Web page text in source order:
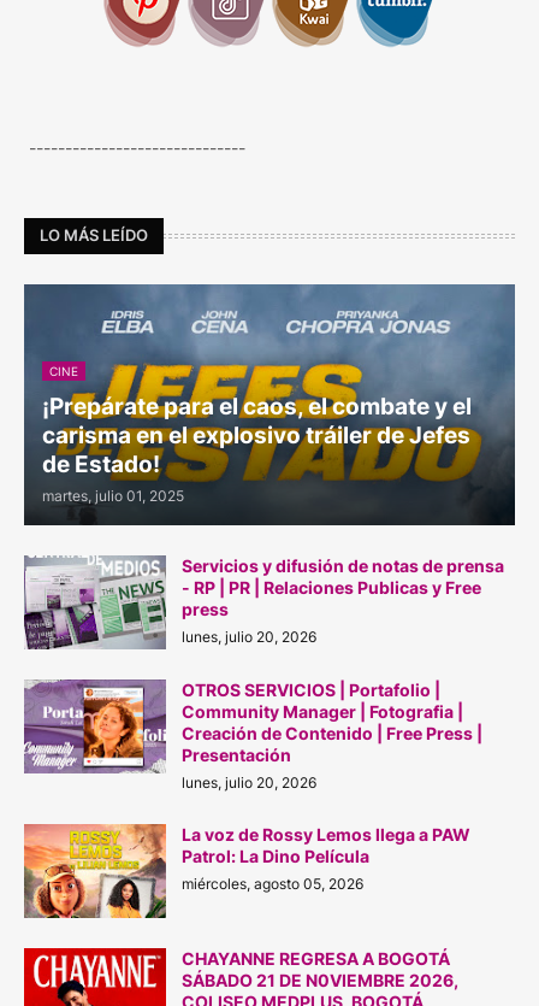
------------------------------
LO MÁS LEÍDO
CINE
¡Prepárate para el caos, el combate y el
carisma en el explosivo tráiler de Jefes
de Estado!
martes, julio 01, 2025
Servicios y difusión de notas de prensa
- RP | PR | Relaciones Publicas y Free
press
lunes, julio 20, 2026
OTROS SERVICIOS | Portafolio |
Community Manager | Fotografia |
Creación de Contenido | Free Press |
Presentación
lunes, julio 20, 2026
La voz de Rossy Lemos llega a PAW
Patrol: La Dino Película
miércoles, agosto 05, 2026
CHAYANNE REGRESA A BOGOTÁ
SÁBADO 21 DE N0VIEMBRE 2026,
COLISEO MEDPLUS, BOGOTÁ